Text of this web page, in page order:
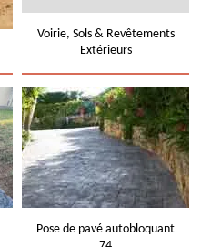
Voirie, Sols & Revêtements
Extérieurs
Pose de pavé autobloquant